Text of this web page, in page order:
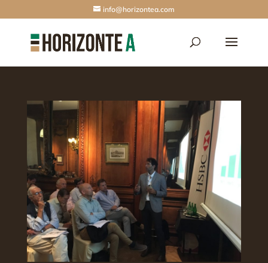
info@horizontea.com